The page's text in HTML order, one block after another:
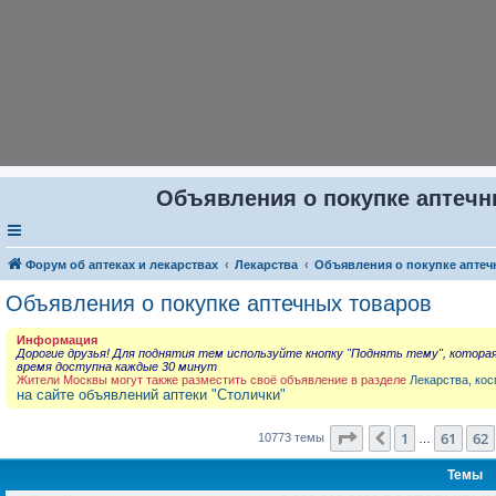
Объявления о покупке
Форум об аптеках и лекарствах Лекарства Объявления о покупке
Объявления о покупке аптечных товаров
Информация
Дорогие друзья! Для поднятия тем используйте кнопку "Поднять тему",
время доступна каждые 30 минут
Жители Москвы могут также разместить своё объявление в разделе Лекарства,
на сайте объявлений аптеки "Столички"
10773 темы Страница 63из 431
Пред.
1 61 62
Темы